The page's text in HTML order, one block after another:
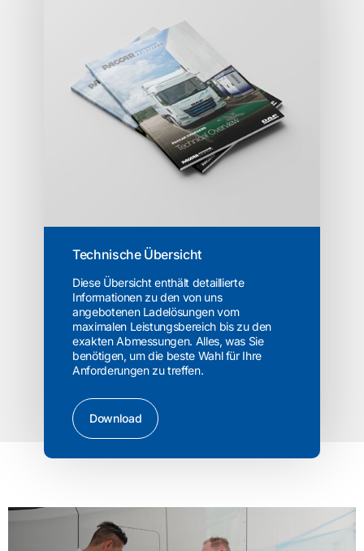
Technische Übersicht
Diese Übersicht enthält detaillierte
Informationen zu den von uns
angebotenen Ladelösungen vom
maximalen Leistungsbereich bis zu den
exakten Abmessungen. Alles, was Sie
benötigen, um die beste Wahl für Ihre
Anforderungen zu treffen.
Download